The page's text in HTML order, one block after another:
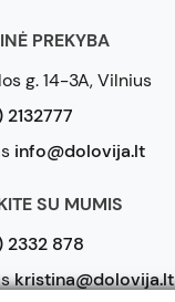
PREKYBA
g. 14-3A, Vilnius
info@dolovija.lt
SU MUMIS
2332 878
kristina@dolovija.lt